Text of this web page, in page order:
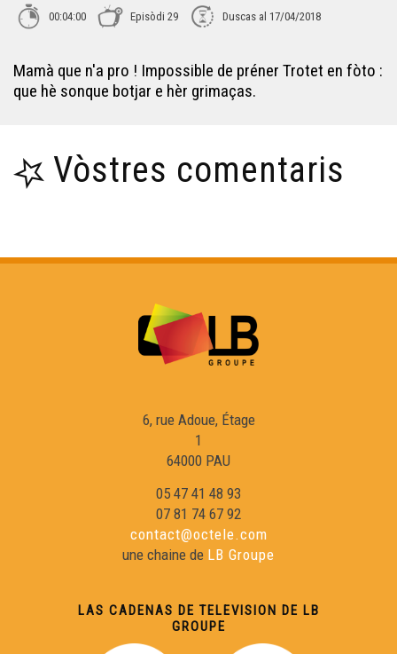
00:04:00 Episòdi 29 Duscas al 17/04/2018
Mamà que n'a pro ! Impossible de préner Trotet en fòto :
que hè sonque botjar e hèr grimaças.
Vòstres comentaris
6, rue Adoue, Étage
1
64000 PAU
05 47 41 48 93
07 81 74 67 92
contact@octele.com
une chaine de LB Groupe
LAS CADENAS DE TELEVISION DE LB
GROUPE